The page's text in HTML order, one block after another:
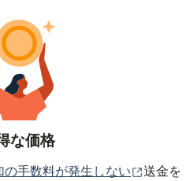
な価格
の手数料が発生しない （別ウ
送金を